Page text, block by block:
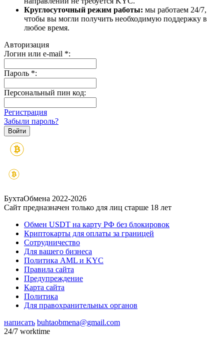
Круглосуточный режим работы: мы работаем 24/7,
чтобы вы могли получить необходимую поддержку в
любое время.
Авторизация
Логин или e-mail *:
Пароль *:
Персональный пин код:
Регистрация
Забыли пароль?
БухтаОбмена 2022-2026
Сайт предназначен только для лиц старше 18 лет
Обмен USDT на карту РФ без блокировок
Криптокарты для оплаты за границей
Сотрудничество
Для вашего бизнеса
Политика AML и KYC
Правила сайта
Предупреждение
Карта сайта
Политика
Для правохранительных органов
написать buhtaobmena@gmail.com
24/7 worktime